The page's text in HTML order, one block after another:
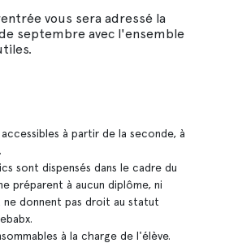
vous sera adressé la
septembre avec l'ensemble
à partir de la seconde, à
sont dispensés dans le cadre du
préparent à aucun diplôme, ni
donnent pas droit au statut
à la charge de l'élève.